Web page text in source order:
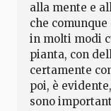
alla mente e
che
in molti modi
pianta, con
certamente
poi, è
sono